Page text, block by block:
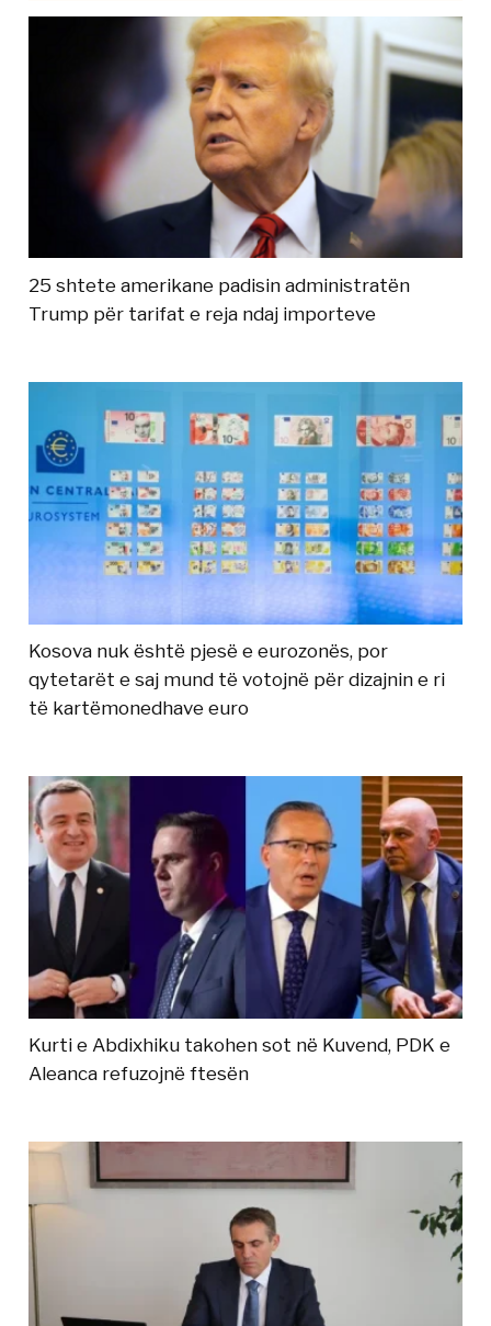
25 shtete amerikane padisin administratën
Trump për tarifat e reja ndaj importeve
Kosova nuk është pjesë e eurozonës, por
qytetarët e saj mund të votojnë për dizajnin e ri
të kartëmonedhave euro
Kurti e Abdixhiku takohen sot në Kuvend, PDK e
Aleanca refuzojnë ftesën